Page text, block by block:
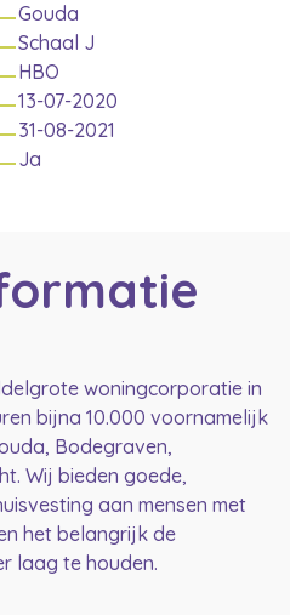
Gouda
Schaal J
HBO
13-07-2020
31-08-2021
Ja
woningcorporatie in
bijna 10.000 voornamelijk
Bodegraven,
Wij bieden goede,
aan mensen met
het belangrijk de
laag te houden.